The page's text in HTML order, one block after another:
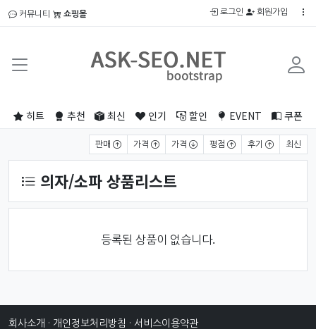
커뮤니티 쇼핑몰 로그인 회원가입
히트 추천 최신 인기 할인 EVENT 쿠폰
판매 가격 가격 평점 후기 최신
의자/소파 상품리스트
등록된 상품이 없습니다.
회사소개 · 개인정보처리방침 · 서비스이용약관